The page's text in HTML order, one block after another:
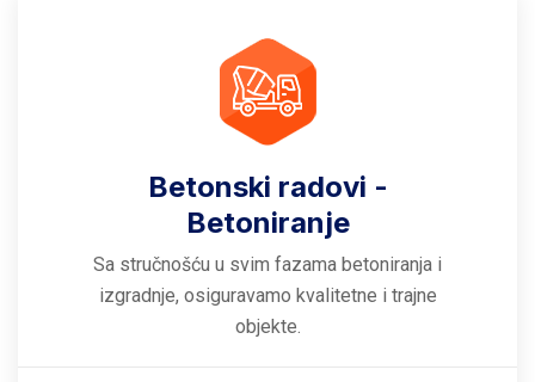
Betonski radovi -
Betoniranje
Sa stručnošću u svim fazama betoniranja i
izgradnje, osiguravamo kvalitetne i trajne
objekte.